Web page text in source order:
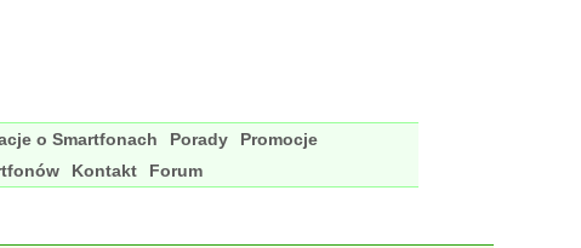
o Smartfonach Porady
Promocje
Kontakt Forum